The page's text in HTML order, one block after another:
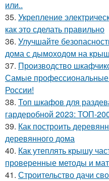
или..
35. Укрепление
как это сделать правильно
36. Улучшайте
дома с дымоходом на
37. Производство
Самые
России!
38. Топ шкафов для
гардеробной 2023: ТОП-
39. Как построить
деревянного дома
40. Как утеплять крышу
проверенные методы и
41. Строительство дачи